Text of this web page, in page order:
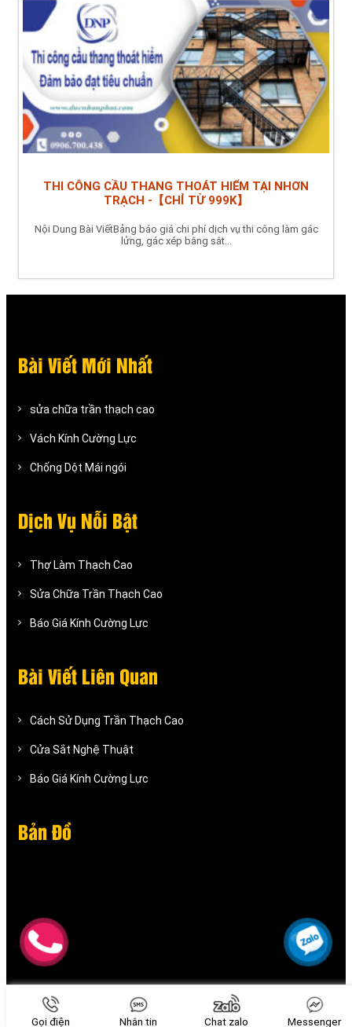
THI CÔNG CẦU THANG THOÁT HIỂM TẠI NHƠN
TRẠCH -【CHỈ TỪ 999K】
Nội Dung Bài ViếtBảng báo giá chi phí dịch vụ thi công làm gác
lửng, gác xép bằng sắt...
Bài Viết Mới Nhất
sửa chữa trần thạch cao
Vách Kính Cường Lực
Chống Dột Mái ngói
Dịch Vụ Nỗi Bật
Thợ Làm Thạch Cao
Sửa Chữa Trần Thạch Cao
Báo Giá Kính Cường Lực
Bài Viết Liên Quan
Cách Sử Dụng Trần Thạch Cao
Cửa Sắt Nghệ Thuật
Báo Giá Kính Cường Lực
Bản Đồ
Gọi điện Nhắn tin Chat zalo Messenger